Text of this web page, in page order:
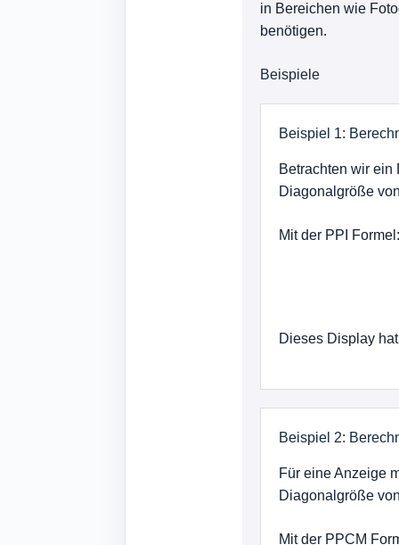
in Bereichen wie
benötigen.
Beispiele
Beispiel 1:
Betrachten wir
Diagonalgröße
Mit der PPI Formel:
Dieses Display
Beispiel 2:
Für eine Anzeige
Diagonalgröße
Mit der PPCM